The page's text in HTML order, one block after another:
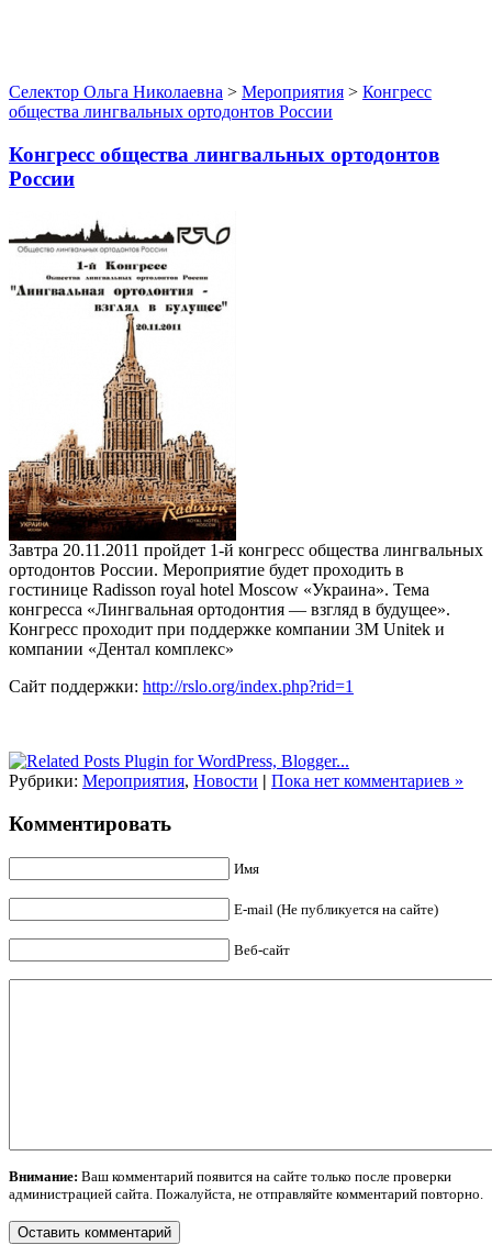
Селектор Ольга Николаевна > Мероприятия > Конгресс
общества лингвальных ортодонтов России
Конгресс общества лингвальных ортодонтов
России
Завтра 20.11.2011 пройдет 1-й конгресс общества лингвальных
ортодонтов России. Мероприятие будет проходить в
гостинице Radisson royal hotel Moscow «Украина». Тема
конгресса «Лингвальная ортодонтия — взгляд в будущее».
Конгресс проходит при поддержке компании 3M Unitek и
компании «Дентал комплекс»
Сайт поддержки: http://rslo.org/index.php?rid=1
Рубрики: Мероприятия, Новости | Пока нет комментариев »
Комментировать
Имя
E-mail (Не публикуется на сайте)
Веб-сайт
Внимание: Ваш комментарий появится на сайте только после проверки
администрацией сайта. Пожалуйста, не отправляйте комментарий повторно.